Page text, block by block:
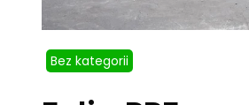
Bez kategorii